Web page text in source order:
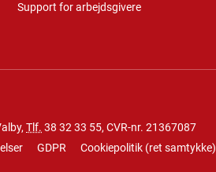
Support for arbejdsgivere
Tlf. 38 32 33 55, CVR-nr. 21367087
GDPR Cookiepolitik (ret samtykke)